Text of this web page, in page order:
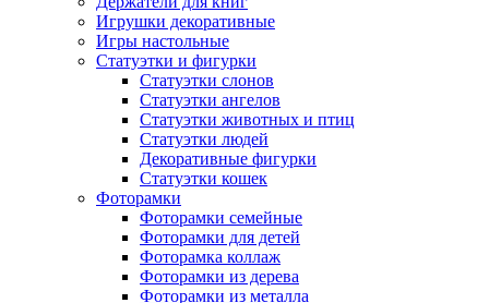
Игрушки декоративные
Игры настольные
Статуэтки и фигурки
Статуэтки слонов
Статуэтки ангелов
Статуэтки животных и птиц
Статуэтки людей
Декоративные фигурки
Статуэтки кошек
Фоторамки
Фоторамки семейные
Фоторамки для детей
Фоторамка коллаж
Фоторамки из дерева
Фоторамки из металла